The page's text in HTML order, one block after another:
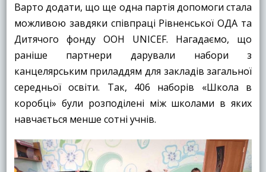
Варто додати, що ще одна партія допомоги стала
можливою завдяки співпраці Рівненської ОДА та
Дитячого фонду ООН UNICEF. Нагадаємо, що
раніше партнери дарували набори з
канцелярським приладдям для закладів загальної
середньої освіти. Так, 406 наборів «Школа в
коробці» були розподілені між школами в яких
навчається менше сотні учнів.